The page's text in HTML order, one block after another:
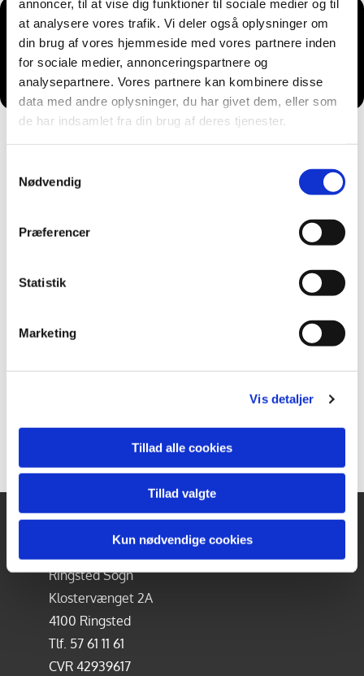
annoncer, til at vise dig funktioner til sociale medier og til
at analysere vores trafik. Vi deler også oplysninger om
din brug af vores hjemmeside med vores partnere inden
for sociale medier, annonceringspartnere og
analysepartnere. Vores partnere kan kombinere disse
data med andre oplysninger, du har givet dem, eller som
de har indsamlet fra din brug af deres tjenester.
Nødvendig
Præferencer
Statistik
Marketing
Vis detaljer
Tillad alle cookies
Tillad valgte
Kun nødvendige cookies
Du vil måske også kunne lide...
Ringsted Sogn
Klostervænget 2A
4100 Ringsted
Tlf. 57 61 11 61
CVR 42939617